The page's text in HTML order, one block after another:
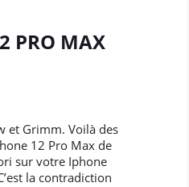
PRO MAX
et Grimm. Voilà des
12 Pro Max de
sur votre Iphone
la contradiction